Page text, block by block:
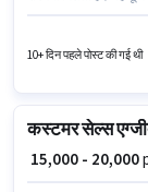
उम्मीदवार के पास कस्टमर
10+ दिन पहले पोस्ट की गई थी
कस्टमर सेल्स
₹ 15,000 - 20,000